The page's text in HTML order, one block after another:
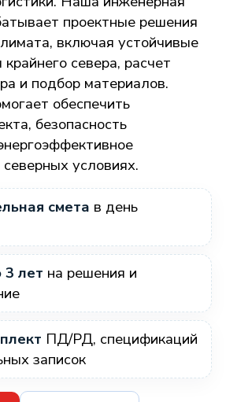
проектные решения
включая устойчивые
севера, расчет
и подбор материалов.
обеспечить
безопасность
условиях.
смета в день
3 лет на решения и
ПД/РД, спецификаций
записок